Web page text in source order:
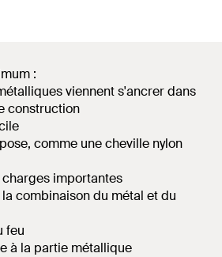
:
viennent s'ancrer dans
construction
comme une cheville nylon
importantes
combinaison du métal et du
feu
à la partie métallique